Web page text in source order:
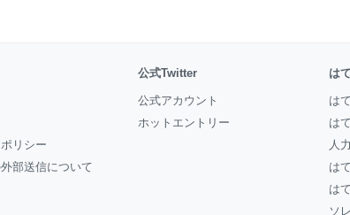
リシー
部送信について
公式Twitter
公式アカウント
ホットエントリー
は
は
は
人
は
は
ソ